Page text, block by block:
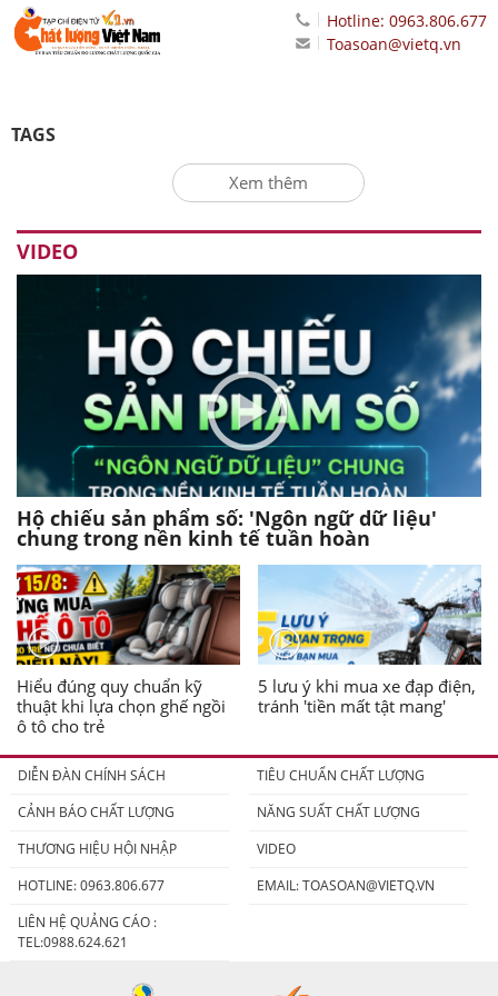
Hotline: 0963.806.677
Toasoan@vietq.vn
TAGS
Xem thêm
VIDEO
Hộ chiếu sản phẩm số: 'Ngôn ngữ dữ liệu'
chung trong nền kinh tế tuần hoàn
Hiểu đúng quy chuẩn kỹ
thuật khi lựa chọn ghế ngồi
ô tô cho trẻ
5 lưu ý khi mua xe đạp điện,
tránh 'tiền mất tật mang'
DIỄN ĐÀN CHÍNH SÁCH
TIÊU CHUẨN CHẤT LƯỢNG
CẢNH BÁO CHẤT LƯỢNG
NĂNG SUẤT CHẤT LƯỢNG
THƯƠNG HIỆU HỘI NHẬP
VIDEO
HOTLINE: 0963.806.677
EMAIL:TOASOAN@VIETQ.VN
LIÊN HỆ QUẢNG CÁO :
TEL:0988.624.621